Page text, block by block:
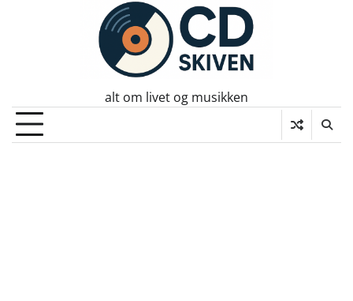
alt om livet og musikken